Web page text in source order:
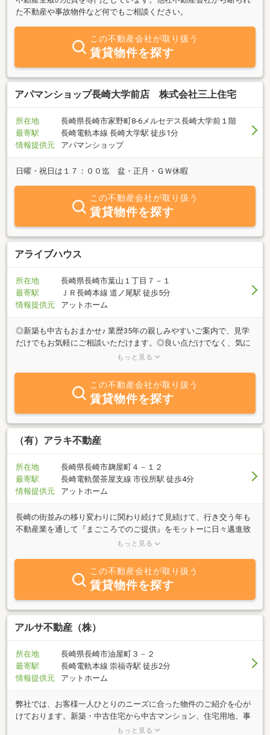
た不動産や事故物件など何でもご相談ください。
この不動産会社が取り扱う
賃貸物件を探す
アパマンショップ長崎大学前店 株式会社三上住宅
所在地
長崎県長崎市家野町8-6メルセデス長崎大学前１階
最寄駅
長崎電軌本線 長崎大学駅 徒歩1分
情報提供元
アパマンショップ
日曜・祝日は１７：００迄 盆・正月・ＧＷ休暇
この不動産会社が取り扱う
賃貸物件を探す
アライブハウス
所在地
長崎県長崎市葉山１丁目７－１
最寄駅
ＪＲ長崎本線 道ノ尾駅 徒歩5分
情報提供元
アットホーム
◎新築も中古もおまかせ♪ 業歴35年の親しみやすいご案内で、見学
だけでもお気軽にご相談いただけます。◎良い点だけでなく、気に
なる点や注意点も含めて、不動産のプロとして物件のホンネを真摯
ろん、中古物件についてもお客様のご予算やご希望に合わせてリフ
ォームプランをご提案しております。◎住宅ローンについても、各
銀行の特徴を踏まえた資金計画や控除のご案内まで丁寧に対応いた
します。◎業歴35年の経験をもとに、お客様にとって何がメリット
につながるかを的確にご案内し、「アライブハウスに頼んで良かっ
た」と思っていただけるよう努めております。◎売却・買取・相続
でお気軽にご相談ください。☆住宅ローン・税金等のお支払いを滞
納・延滞されてる方へ。秘密厳守ですのでお気軽にご相談下さい。
【ご案内・ご相談は予約優先です】ご連絡お待ちしております。※
弊社が対応出来ない場合はご辞退させて頂く場合がございます。
もっと見る
この不動産会社が取り扱う
賃貸物件を探す
（有）アラキ不動産
所在地
長崎県長崎市麹屋町４－１２
最寄駅
長崎電軌螢茶屋支線 市役所駅 徒歩4分
情報提供元
アットホーム
長崎の街並みの移り変わりに関わり続けて見続けて、行き交う年も
不動産業を通して『まごころでのご提供』をモットーに日々邁進致
しております、アットホームな店舗でアットホームに物件のご案内
実績の当店へ是非お気軽にお問い合わせ下さいませ。
もっと見る
この不動産会社が取り扱う
賃貸物件を探す
アルサ不動産（株）
所在地
長崎県長崎市油屋町３－２
最寄駅
長崎電軌本線 崇福寺駅 徒歩2分
情報提供元
アットホーム
弊社では、お客様一人ひとりのニーズに合った物件のご紹介を心が
けております。新築・中古住宅から中古マンション、住宅用地、事
業用物件まで、あらゆるネットワークから最新の不動産情報をお客
もっと見る